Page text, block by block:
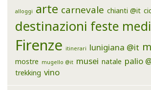
alloggi arte carnevale chianti @it
destinazioni feste
Firenze itinerari lunigiana @it
mostre mugello @it musei natale palio
trekking vino